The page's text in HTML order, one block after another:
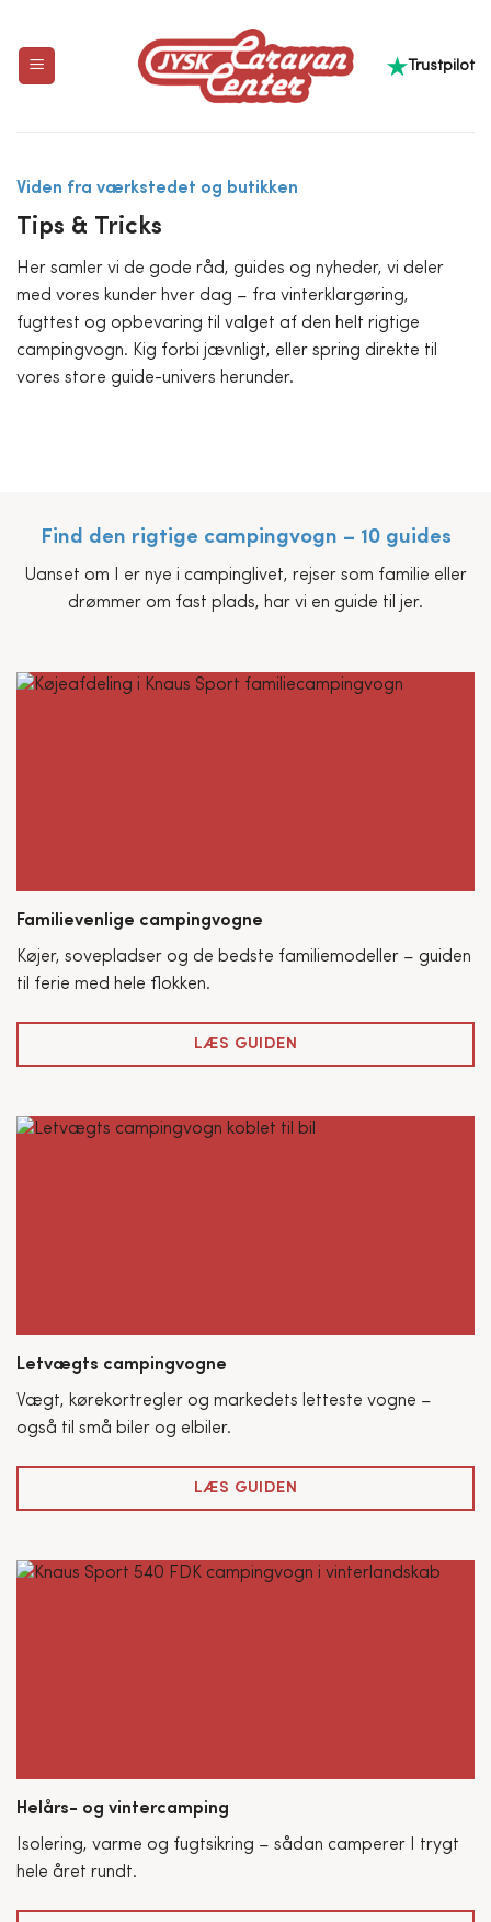
indhold
Trustpilot
Viden fra værkstedet og butikken
Tips & Tricks
Her samler vi de gode råd, guides og nyheder, vi deler
med vores kunder hver dag – fra vinterklargøring,
fugttest og opbevaring til valget af den helt rigtige
campingvogn. Kig forbi jævnligt, eller spring direkte til
vores store guide-univers herunder.
Find den rigtige campingvogn – 10 guides
Uanset om I er nye i campinglivet, rejser som familie eller
drømmer om fast plads, har vi en guide til jer.
Familievenlige campingvogne
Køjer, sovepladser og de bedste familiemodeller – guiden
til ferie med hele flokken.
LÆS GUIDEN
Letvægts campingvogne
Vægt, kørekortregler og markedets letteste vogne –
også til små biler og elbiler.
LÆS GUIDEN
Helårs- og vintercamping
Isolering, varme og fugtsikring – sådan camperer I trygt
hele året rundt.